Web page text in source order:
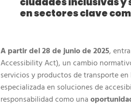
en sectores clave
A partir del 28 de junio de 2025,
Accessibility Act), un cambio
servicios y productos de transporte en
especializada en soluciones de
responsabilidad como una